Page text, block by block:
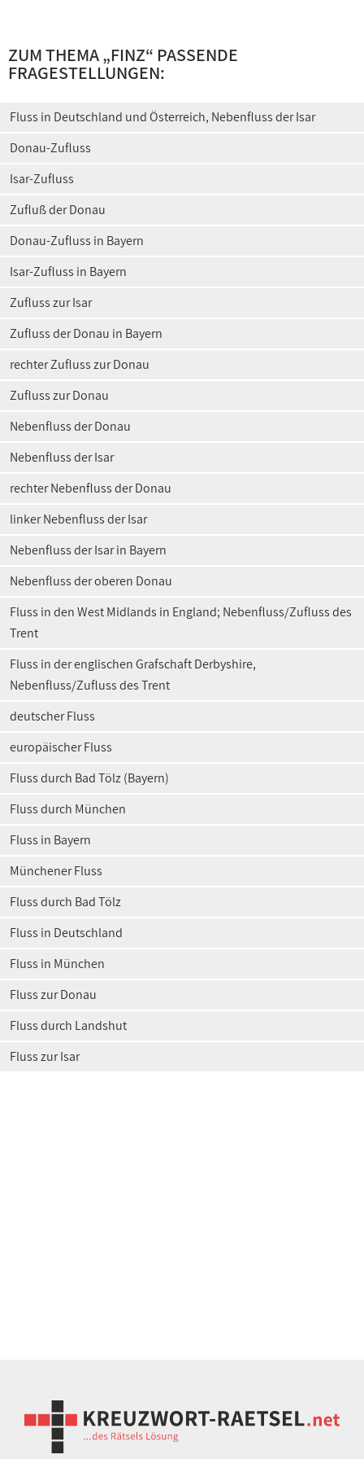
ZUM THEMA „FINZ“ PASSENDE
FRAGESTELLUNGEN:
Fluss in Deutschland und Österreich, Nebenfluss der Isar
Donau-Zufluss
Isar-Zufluss
Zufluß der Donau
Donau-Zufluss in Bayern
Isar-Zufluss in Bayern
Zufluss zur Isar
Zufluss der Donau in Bayern
rechter Zufluss zur Donau
Zufluss zur Donau
Nebenfluss der Donau
Nebenfluss der Isar
rechter Nebenfluss der Donau
linker Nebenfluss der Isar
Nebenfluss der Isar in Bayern
Nebenfluss der oberen Donau
Fluss in den West Midlands in England; Nebenfluss/Zufluss des
Trent
Fluss in der englischen Grafschaft Derbyshire,
Nebenfluss/Zufluss des Trent
deutscher Fluss
europäischer Fluss
Fluss durch Bad Tölz (Bayern)
Fluss durch München
Fluss in Bayern
Münchener Fluss
Fluss durch Bad Tölz
Fluss in Deutschland
Fluss in München
Fluss zur Donau
Fluss durch Landshut
Fluss zur Isar